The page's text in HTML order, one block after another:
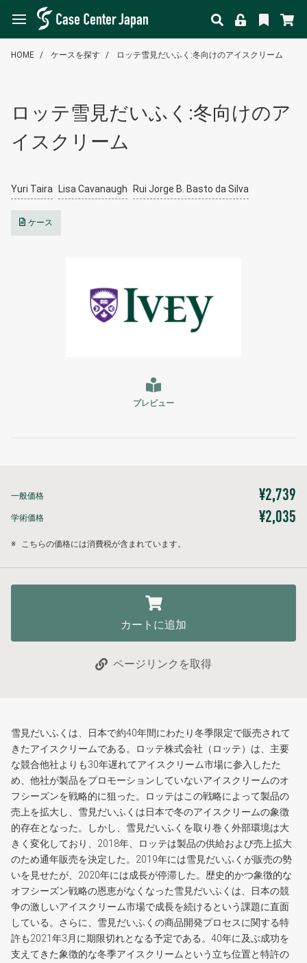
HOME ケースを探す ロッテ雪見だいふく:冬向けのアイスクリーム
ロッテ雪見だいふく:冬向けのア
イスクリーム
Yuri Taira Lisa Cavanaugh Rui Jorge B. Basto da Silva
ケース
プレビュー
一般価格 ¥2,739
学術価格 ¥2,035
※ こちらの価格には消費税が含まれています。
カートに追加
ページリンクを取得
雪見だいふくは、日本で約40年間にわたり冬季限定で販売されて
きたアイスクリームである。ロッテ株式会社（ロッテ）は、主要
な競合他社よりも30年遅れてアイスクリーム市場に参入したた
め、他社が製品をプロモーションしていないアイスクリームのオ
フシーズンを戦略的に狙った。ロッテはこの戦略によって製品の
売上を拡大し、雪見だいふくは日本で冬のアイスクリームの象徴
的存在となった。しかし、雪見だいふくを取り巻く外部環境は大
きく変化しており、2018年、ロッテは製品の供給および売上拡大
のため通年販売を決定した。2019年には雪見だいふくが販売の勢
いを見せたが、2020年には成長が停滞した。歴史的かつ象徴的な
オフシーズン戦略の恩恵がなくなった雪見だいふくは、日本の競
争の激しいアイスクリーム市場で成長を続けるという課題に直面
している。さらに、雪見だいふくの商品開発プロセスに関する特
許も2021年3月に期限切れとなる予定である。40年に及ぶ成功を
支えてきた象徴的な冬季アイスクリームという立ち位置と特許の